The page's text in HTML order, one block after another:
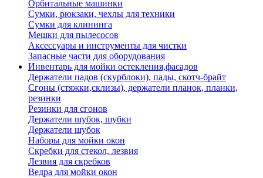
Орбитальные машинки
Сумки, рюкзаки, чехлы для техники
Сумки для клининга
Мешки для пылесосов
Аксессуары и инструменты для чистки
Запасные части для оборудования
Инвентарь для мойки остекления,фасадов
Держатели падов (скурблоки), пады, скотч-брайт
Сгоны (стяжки,склизы), держатели планок, планки,
резинки
Резинки для сгонов
Держатели шубок, шубки
Держатели шубок
Наборы для мойки окон
Скребки для стекол, лезвия
Лезвия для скребков
Ведра для мойки окон